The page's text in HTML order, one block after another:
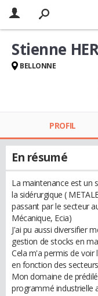
Stienne
BELLONNE
PROFIL
En résumé
La maintenance est un
la sidérurgique (
passant par le secteur
Mécanique, Ecia)
J'ai pu aussi diversifier
gestion de stocks en
Cela m'a permis de
en fonction des
Mon domaine de
programmé industrielle